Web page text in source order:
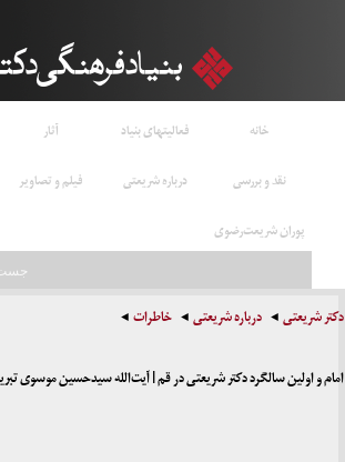
خانه فعالیتهای بنیاد آثار
نقد و بررسی
درباره شریعتی فیلم و تصاویر
پوران شریعت‌رضوی
دکتر شریعتی درباره شریعتی خاطرات
امام و اولین سالگرد دکتر شریعتی در قم | آیت‌الله سیدحسین موسوی تبریزی